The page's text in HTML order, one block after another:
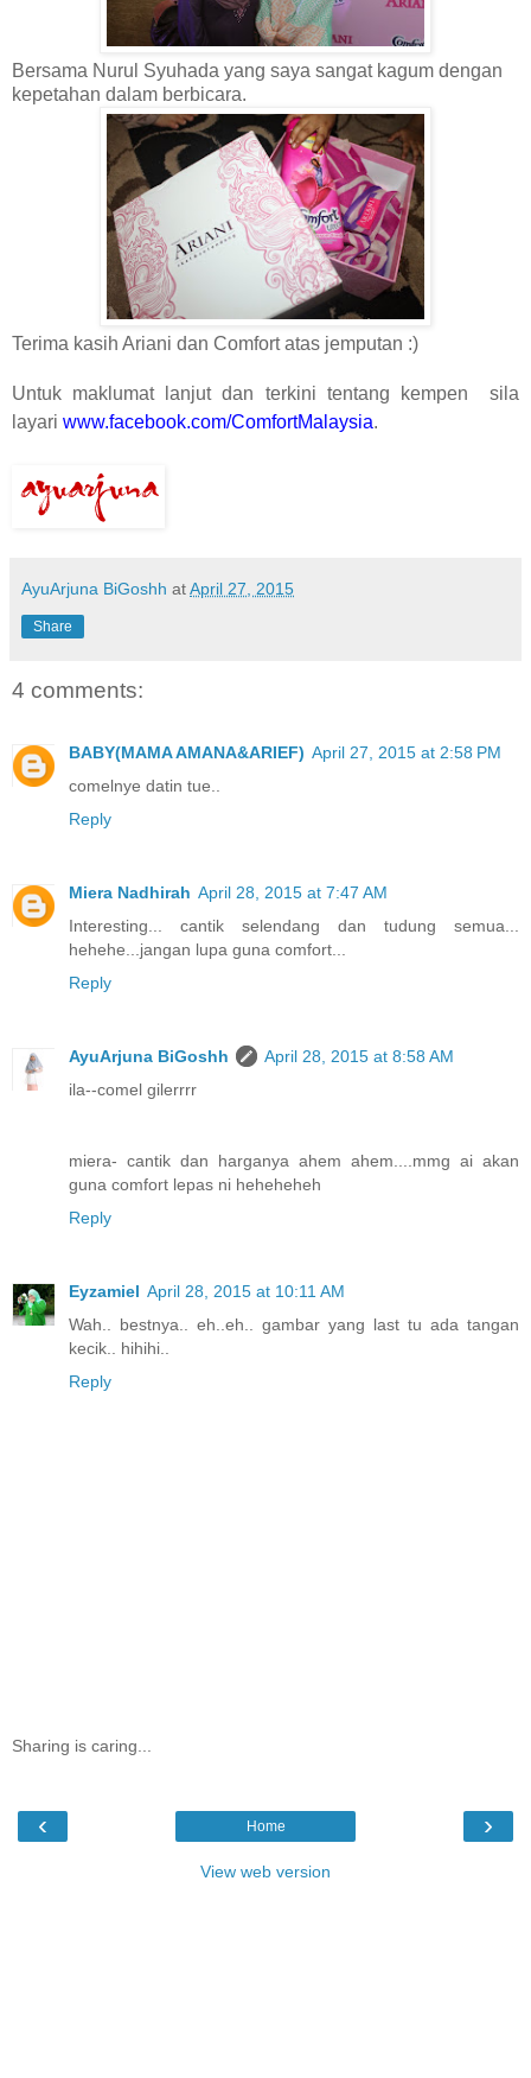
Bersama Nurul Syuhada yang saya sangat kagum dengan
kepetahan dalam berbicara.
Terima kasih Ariani dan Comfort atas jemputan :)
Untuk maklumat lanjut dan terkini tentang kempen sila
layari www.facebook.com/ComfortMalaysia.
AyuArjuna BiGoshh atApril 27, 2015
Share
4 comments:
BABY(MAMA AMANA&ARIEF) April 27, 2015 at 2:58 PM
comelnye datin tue..
Reply
Miera Nadhirah April 28, 2015 at 7:47 AM
Interesting... cantik selendang dan tudung semua...
hehehe...jangan lupa guna comfort...
Reply
AyuArjuna BiGoshh
April 28, 2015 at 8:58 AM
ila--comel gilerrrr
miera- cantik dan harganya ahem ahem....mmg ai akan
guna comfort lepas ni heheheheh
Reply
Eyzamiel April 28, 2015 at 10:11 AM
Wah.. bestnya.. eh..eh.. gambar yang last tu ada tangan
kecik.. hihihi..
Reply
Sharing is caring...
‹ ›
Home
View web version